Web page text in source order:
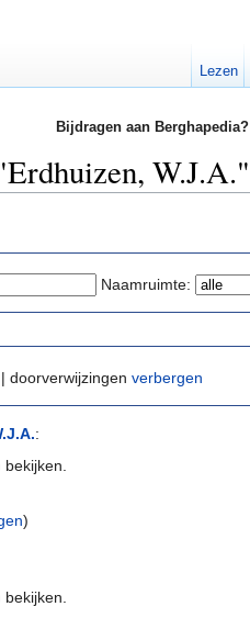
Bijdragen aan Berghapedia?
W.J.A."
Naamruimte:
| doorverwijzingen verbergen
:
bekijken.
)
bekijken.
Lezen